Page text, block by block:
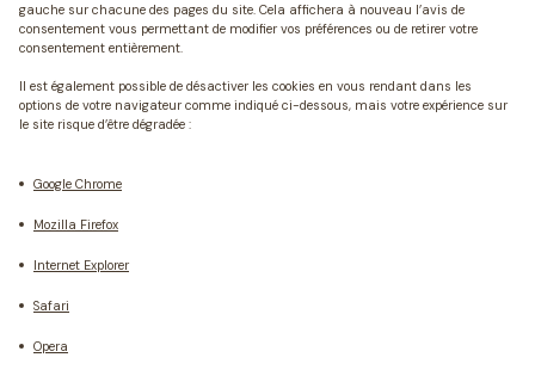
gauche sur chacune des pages du site. Cela affichera à nouveau l’avis de
consentement vous permettant de modifier vos préférences ou de retirer votre
consentement entièrement.
Il est également possible de désactiver les cookies en vous rendant dans les
options de votre navigateur comme indiqué ci-dessous, mais votre expérience sur
le site risque d’être dégradée :
Google Chrome
Mozilla Firefox
Internet Explorer
Safari
Opera